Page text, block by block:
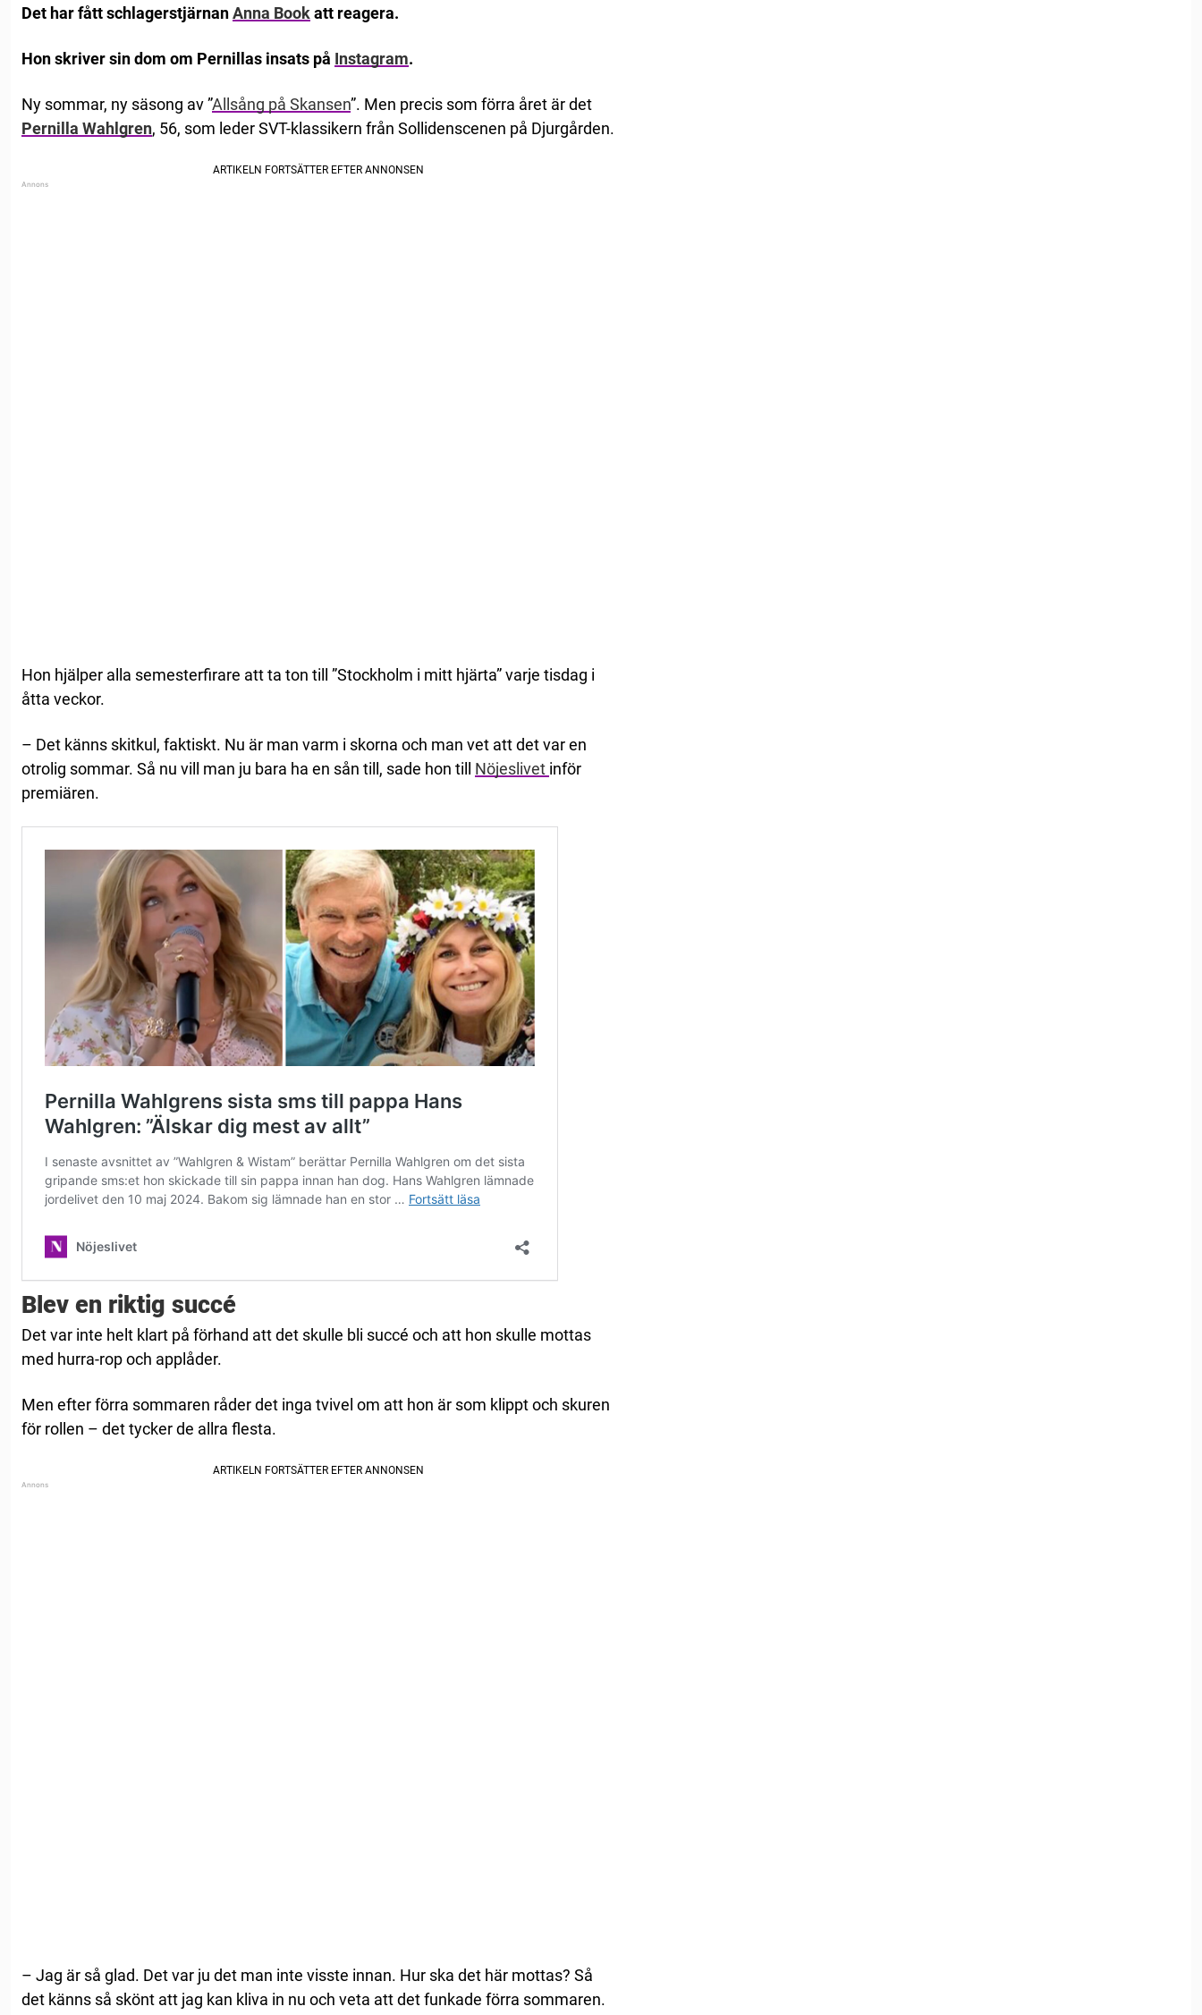
Det har fått schlagerstjärnanAnna Bookatt reagera.
Hon skriver sin dom om Pernillas insats på Instagram.
Ny sommar, ny säsong av ”Allsång på Skansen”. Men precis som förra året är det
Pernilla Wahlgren, 56, som leder SVT-klassikern från Sollidenscenen på Djurgården.
Hon hjälper alla semesterfirare att ta ton till ”Stockholm i mitt hjärta” varje tisdag i
åtta veckor.
– Det känns skitkul, faktiskt. Nu är man varm i skorna och man vet att det var en
otrolig sommar. Så nu vill man ju bara ha en sån till, sade hon till Nöjeslivet inför
premiären.
Blev en riktig succé
Det var inte helt klart på förhand att det skulle bli succé och att hon skulle mottas
med hurra-rop och applåder.
Men efter förra sommaren råder det inga tvivel om att hon är som klippt och skuren
för rollen – det tycker de allra flesta.
– Jag är så glad. Det var ju det man inte visste innan. Hur ska det här mottas? Så
det känns så skönt att jag kan kliva in nu och veta att det funkade förra sommaren.